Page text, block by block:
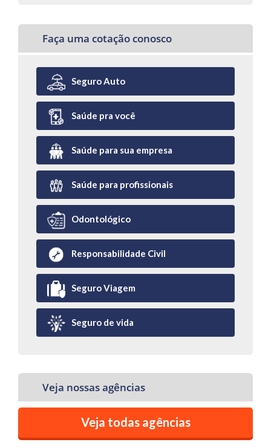
Faça uma cotação conosco
Seguro Auto
Saúde pra você
Saúde para sua empresa
Saúde para profissionais
Odontológico
Responsabilidade Civil
Seguro Viagem
Seguro de vida
Veja nossas agências
Veja todas agências